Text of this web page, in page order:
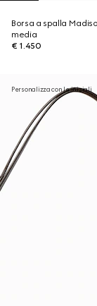
Borsa a spalla
media
€ 1.450
Personalizza con le iniziali